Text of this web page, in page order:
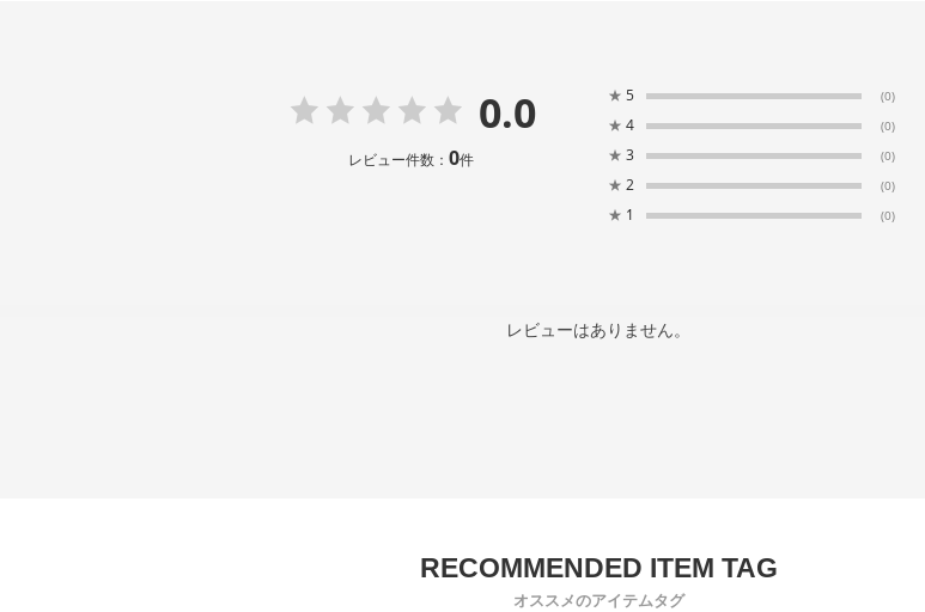
0.0
レビュー件数： 0件
★ 5 (0)
★ 4 (0)
★ 3 (0)
★ 2 (0)
★ 1 (0)
レビューはありません。
オススメのアイテムタグ